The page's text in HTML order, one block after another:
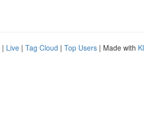
| Live | Tag Cloud | Top Users | Made with